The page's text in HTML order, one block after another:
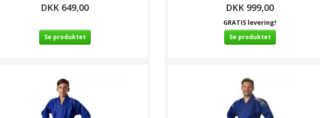
DKK 649,00
Se produktet
DKK 999,00
GRATIS levering!
Se produktet